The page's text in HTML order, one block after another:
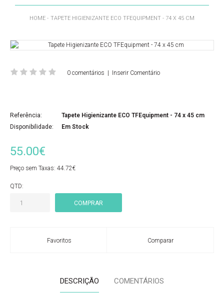
HOME TAPETE HIGIENIZANTE ECO TFEQUIPMENT - 74 X 45 CM
0 comentários Inserir Comentário
Referência:
Tapete Higienizante ECO TFEquipment - 74 x 45 cm
Disponibilidade:
Em Stock
55.00€
Preço sem Taxas: 44.72€
QTD:
Favoritos Comparar
DESCRIÇÃO COMENTÁRIOS